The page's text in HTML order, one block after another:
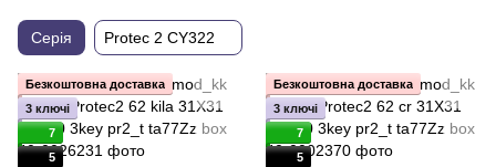
Серія Protec 2 CY322
Безкоштовна доставка
3 ключі
7
5
Безкоштовна доставка
3 ключі
7
5